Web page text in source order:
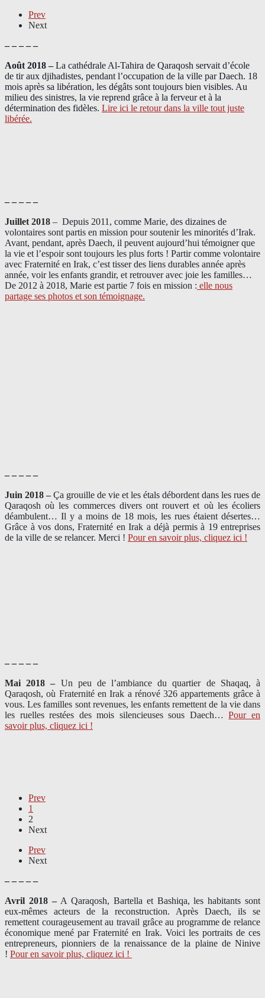
Prev
Next
– – – – –
Août 2018–La cathédrale Al-Tahira de Qaraqosh servait d’école
de tir aux djihadistes, pendant l’occupation de la ville par Daech. 18
mois après sa libération, les dégâts sont toujours bien visibles. Au
milieu des sinistres, la vie reprend grâce à la ferveur et à la
détermination des fidèles. Lire ici le retour dans la ville tout juste
libérée.
– – – – –
Juillet 2018 – Depuis 2011, comme Marie, des dizaines de
volontaires sont partis en mission pour soutenir les minorités d’Irak.
Avant, pendant, après Daech, il peuvent aujourd’hui témoigner que
la vie et l’espoir sont toujours les plus forts ! Partir comme volontaire
avec Fraternité en Irak, c’est tisser des liens durables année après
année, voir les enfants grandir, et retrouver avec joie les familles…
De 2012 à 2018, Marie est partie 7 fois en mission : elle nous
partage ses photos et son témoignage.
– – – – –
Juin 2018 – Ça grouille de vie et les étals débordent dans les rues de
Qaraqosh où les commerces divers ont rouvert et où les écoliers
déambulent… Il y a moins de 18 mois, les rues étaient désertes…
Grâce à vos dons, Fraternité en Irak a déjà permis à 19 entreprises
de la ville de se relancer. Merci ! Pour en savoir plus, cliquez ici !
– – – – –
Mai 2018 – Un peu de l’ambiance du quartier de Shaqaq, à
Qaraqosh, où Fraternité en Irak a rénové 326 appartements grâce à
vous. Les familles sont revenues, les enfants remettent de la vie dans
les ruelles restées des mois silencieuses sous Daech… Pour en
savoir plus, cliquez ici !
Prev
1
2
Next
Prev
Next
– – – – –
Avril 2018 – A Qaraqosh, Bartella et Bashiqa, les habitants sont
eux-mêmes acteurs de la reconstruction. Après Daech, ils se
remettent courageusement au travail grâce au programme de relance
économique mené par Fraternité en Irak. Voici les portraits de ces
entrepreneurs, pionniers de la renaissance de la plaine de Ninive
! Pour en savoir plus, cliquez ici !